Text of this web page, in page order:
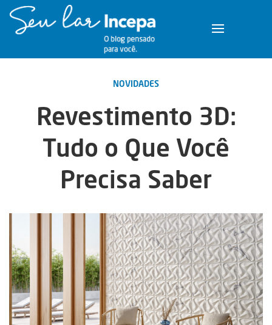
NOVIDADES
Revestimento 3D:
Tudo o Que Você
Precisa Saber